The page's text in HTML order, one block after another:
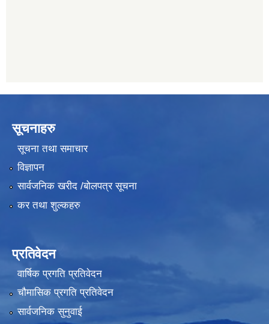
सूचनाहरु
सूचना तथा समाचार
विज्ञापन
सार्वजनिक खरीद /बोलपत्र सूचना
कर तथा शुल्कहरु
प्रतिवेदन
वार्षिक प्रगति प्रतिवेदन
चौमासिक प्रगति प्रतिवेदन
सार्वजनिक सुनुवाई